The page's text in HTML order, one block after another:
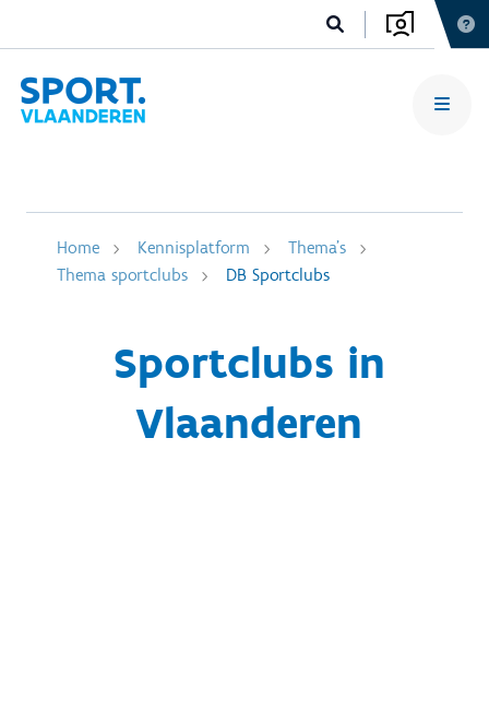
Home Kennisplatform
Thema's
Thema sportclubs
DB Sportclubs
Sportclubs in
Vlaanderen